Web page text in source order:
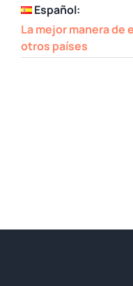
Español:
La mejor manera de
otros países